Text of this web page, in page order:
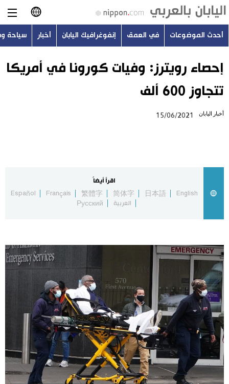
日本語
English
Русский
أحدث الموضوعات
اليابان في فيديو
مانغا وأنيمي
علوم وتكنولوجيا
الأقسام
صور
الأكثر تفاعلا
أحدث الموضوعات في العمق إنفوغرافيك اليابان أخبار سياحة
إحصاء رويترز: وفيات كورونا في أمريكا
تتجاوز 600 ألف
أخبار اليابان 15/06/2021
اقرأ أيضاً
English
日本語
简体字
繁體字
Français
Español
العربية
Русский